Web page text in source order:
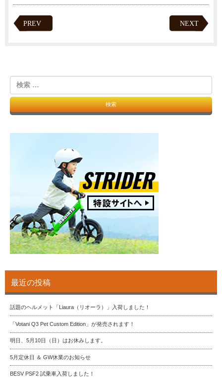
PREV NEXT
最近の投稿
話題のヘルメット「Liaura（リオーラ）」入荷しました！
「Votani Q3 Pet Custom Edition」が発売されます！
明日、5月10日（日）はお休みします。
5月定休日 ＆ GW休業のお知らせ
BESV PSF2 試乗車入荷しました！